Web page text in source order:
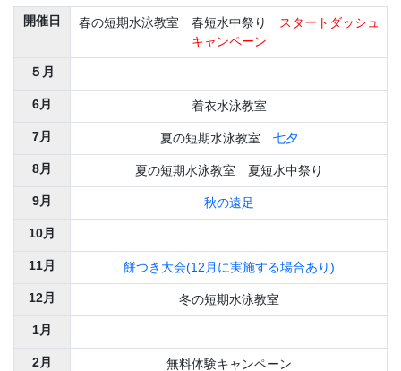
開催日 春の短期水泳教室 春短水中祭り
スタートダッシュ
キャンペーン
５月
6月 着衣水泳教室
7月 夏の短期水泳教室 七夕
8月 夏の短期水泳教室 夏短水中祭り
9月 秋の遠足
10月
11月 餅つき大会(12月に実施する場合あり)
12月 冬の短期水泳教室
1月
2月 無料体験キャンペーン